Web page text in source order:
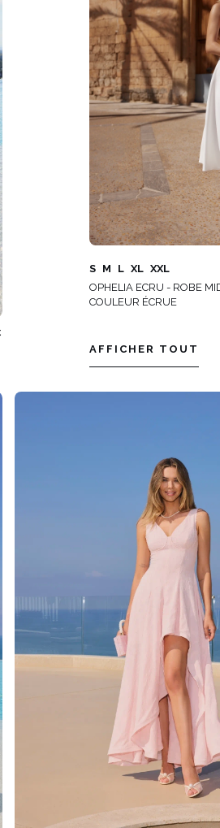
S M L XL XXL
OPHELIA ECRU - ROBE
COULEUR ÉCRUE
AFFICHER TOUT